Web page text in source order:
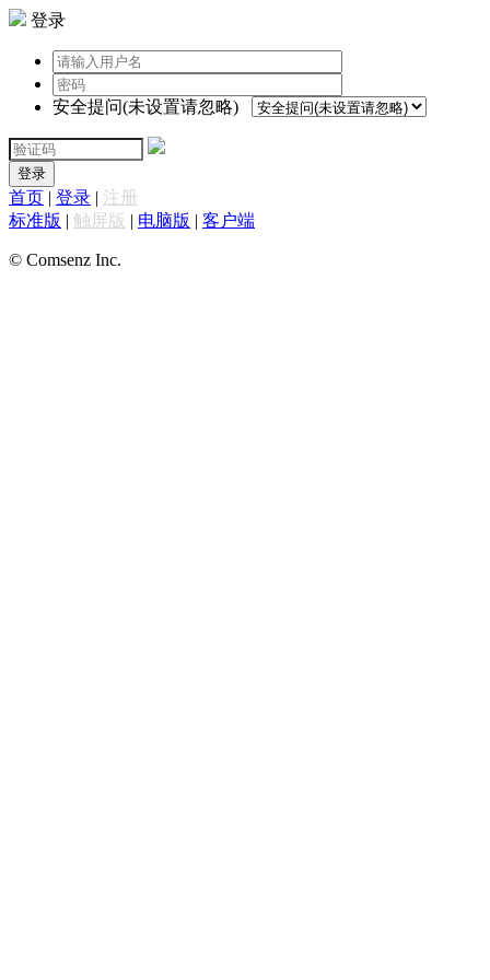
登录
安全提问(未设置请忽略)
登录
首页 | 登录 | 注册
标准版 | 触屏版 | 电脑版 | 客户端
© Comsenz Inc.